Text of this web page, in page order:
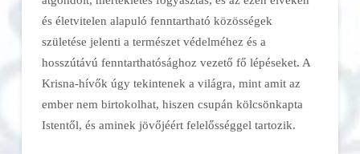
és életvitelen alapuló fenntartható közösségek
születése jelenti a természet védelméhez és a
hosszútávú fenntarthatósághoz vezető fő lépéseket. A
Krisna-hívők úgy tekintenek a világra, mint amit az
ember nem birtokolhat, hiszen csupán kölcsönkapta
Istentől, és aminek jövőjéért felelősséggel tartozik.